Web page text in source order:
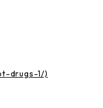
drugs-1/)